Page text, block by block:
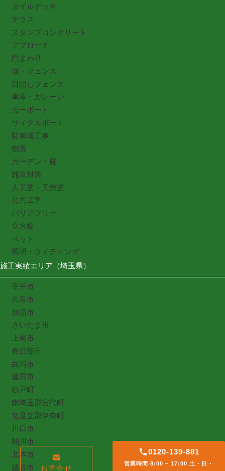
タイルデッキ
テラス
スタンプコンクリート
アプローチ
門まわり
塀・フェンス
目隠しフェンス
車庫・ガレージ
カーポート
サイクルポート
駐車場工事
物置
ガーデン・庭
雑草対策
人工芝・天然芝
公共工事
バリアフリー
立水栓
ペット
照明・ライティング
施工実績エリア（埼玉県）
幸手市
久喜市
加須市
さいたま市
上尾市
春日部市
白岡市
蓮田市
杉戸町
南埼玉郡宮代町
北足立郡伊奈町
川口市
桶川市
北本市
越谷市
お問合せ
0120-139-881
営業時間 8:00 ~ 17:00 土・日・